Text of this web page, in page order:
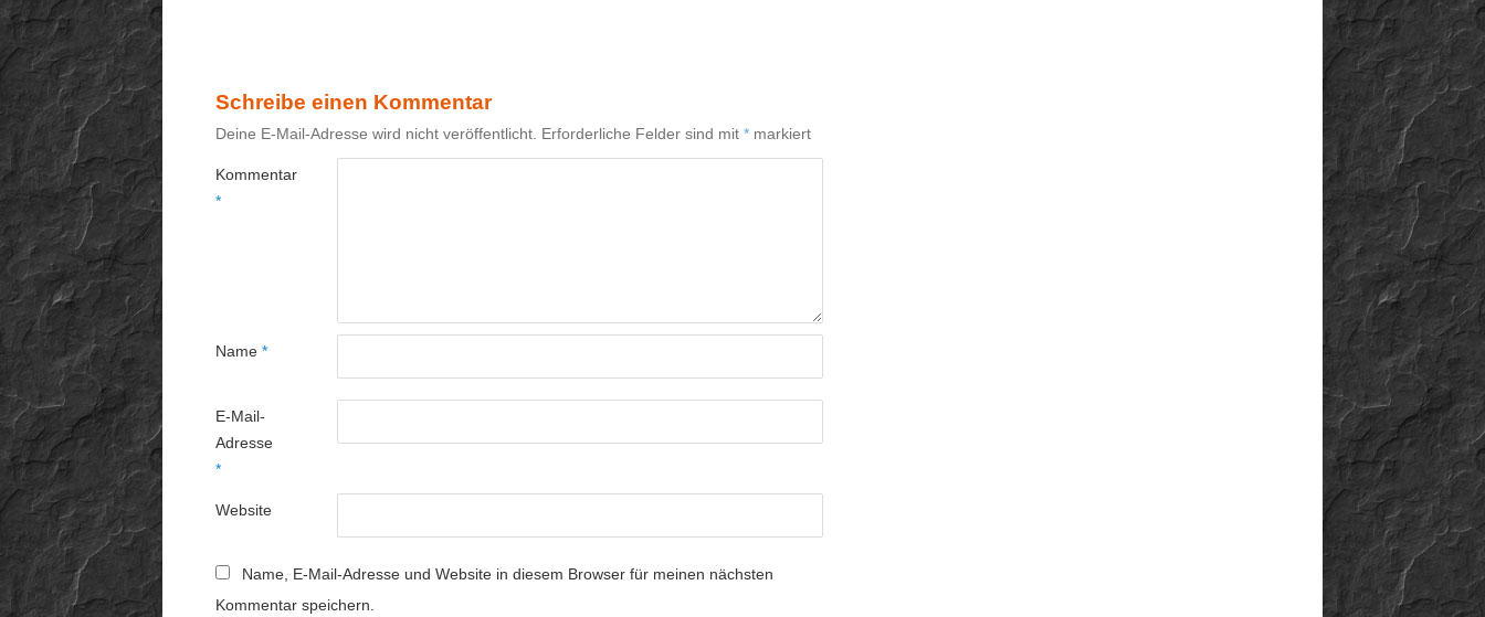
Schreibe einen Kommentar
Deine E-Mail-Adresse wird nicht veröffentlicht. Erforderliche Felder sind mit * markiert
Kommentar
*
Name *
E-Mail-
Adresse
*
Website
Name, E-Mail-Adresse und Website in diesem Browser für meinen nächsten
Kommentar speichern.